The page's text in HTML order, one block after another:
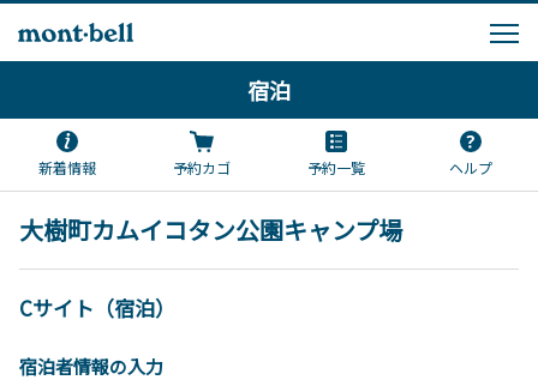
宿泊
新着情報 予約カゴ 予約一覧 ヘルプ
大樹町カムイコタン公園キャンプ場
Cサイト（宿泊）
宿泊者情報の入力